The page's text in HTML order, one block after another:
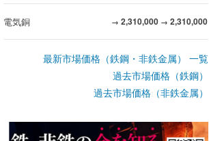
電気銅 → 2,310,000 → 2,310,000
最新市場価格（鉄鋼・非鉄金属） 一覧
過去市場価格（鉄鋼）
過去市場価格（非鉄金属）